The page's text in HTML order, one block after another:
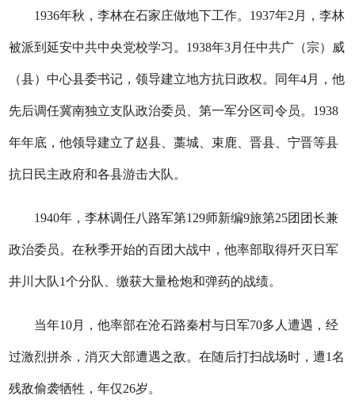
1936年秋，李林在石家庄做地下工作。1937年2月，李林
被派到延安中共中央党校学习。1938年3月任中共广（宗）威
（县）中心县委书记，领导建立地方抗日政权。同年4月，他
先后调任冀南独立支队政治委员、第一军分区司令员。1938
年年底，他领导建立了赵县、藁城、束鹿、晋县、宁晋等县
抗日民主政府和各县游击大队。
1940年，李林调任八路军第129师新编9旅第25团团长兼
政治委员。在秋季开始的百团大战中，他率部取得歼灭日军
井川大队1个分队、缴获大量枪炮和弹药的战绩。
当年10月，他率部在沧石路秦村与日军70多人遭遇，经
过激烈拼杀，消灭大部遭遇之敌。在随后打扫战场时，遭1名
残敌偷袭牺牲，年仅26岁。